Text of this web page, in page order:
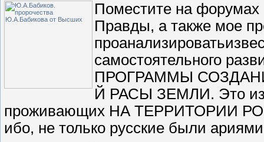
Поместите на
Правды, а также мое
самостоятельного
ПРОГРАММЫ
Й РАСЫ ЗЕМЛИ. Это из
проживающих НА ТЕРРИТОРИИ
ибо, не только русские были